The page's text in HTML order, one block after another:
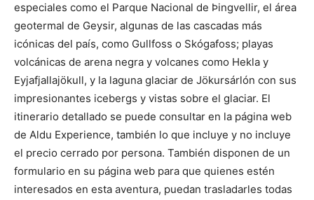
especiales como el Parque Nacional de Þingvellir, el área
geotermal de Geysir, algunas de las cascadas más
icónicas del país, como Gullfoss o Skógafoss; playas
volcánicas de arena negra y volcanes como Hekla y
Eyjafjallajökull, y la laguna glaciar de Jökursárlón con sus
impresionantes icebergs y vistas sobre el glaciar. El
itinerario detallado se puede consultar en la página web
de Aldu Experience, también lo que incluye y no incluye
el precio cerrado por persona. También disponen de un
formulario en su página web para que quienes estén
interesados en esta aventura, puedan trasladarles todas